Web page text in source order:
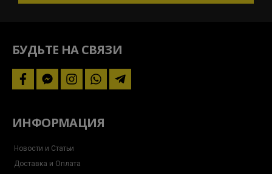
и
БУДЬТЕ НА СВЯЗИ
facebookfacebook-
messenger
instagram
whatsapptelegram-
plane
ИНФОРМАЦИЯ
Новости и Статьи
Доставка и Оплата